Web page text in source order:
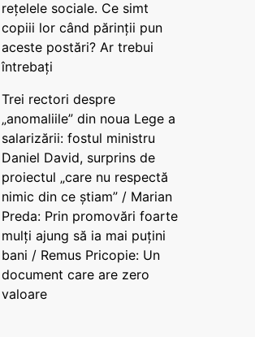
rețelele sociale. Ce simt
copiii lor când părinții pun
aceste postări? Ar trebui
întrebați
Trei rectori despre
„anomaliile” din noua Lege a
salarizării: fostul ministru
Daniel David, surprins de
proiectul „care nu respectă
nimic din ce știam” / Marian
Preda: Prin promovări foarte
mulți ajung să ia mai puțini
bani / Remus Pricopie: Un
document care are zero
valoare